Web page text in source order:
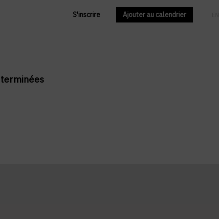
S'inscrire Ajouter au calendrier